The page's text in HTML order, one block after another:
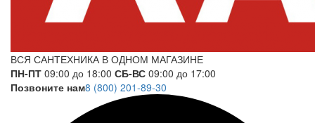
ВСЯ САНТЕХНИКА В ОДНОМ МАГАЗИНЕ
ПН-ПТ 09:00 до 18:00 СБ-ВС 09:00 до 17:00
Позвоните нам8 (800) 201-89-30